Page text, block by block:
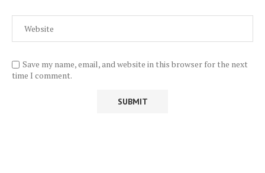
Save my name, email, and website in this browser for the next
time I comment.